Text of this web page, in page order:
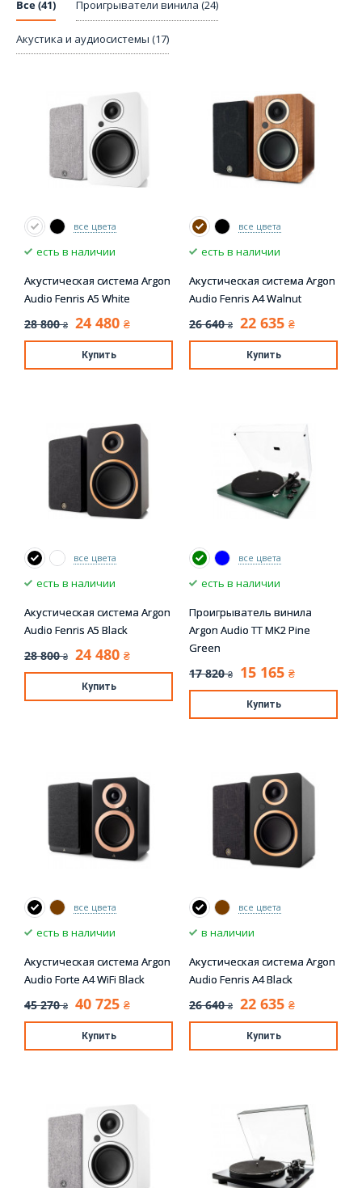
Все (41) Проигрыватели винила (24)
Акустика и аудиосистемы (17)
все цвета
есть в наличии
Акустическая система Argon
Audio Fenris A5 White
28 800 ₴ 24 480 ₴
Купить
все цвета
есть в наличии
Акустическая система Argon
Audio Fenris A4 Walnut
26 640 ₴ 22 635 ₴
Купить
все цвета
есть в наличии
Акустическая система Argon
Audio Fenris A5 Black
28 800 ₴ 24 480 ₴
Купить
все цвета
есть в наличии
Проигрыватель винила
Argon Audio TT MK2 Pine
Green
17 820 ₴ 15 165 ₴
Купить
все цвета
есть в наличии
Акустическая система Argon
Audio Forte A4 WiFi Black
45 270 ₴ 40 725 ₴
Купить
все цвета
в наличии
Акустическая система Argon
Audio Fenris A4 Black
26 640 ₴ 22 635 ₴
Купить